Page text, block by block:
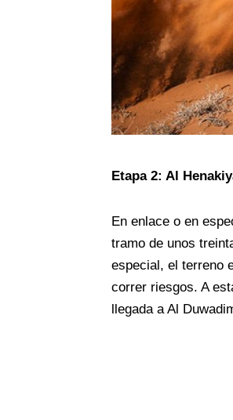
Etapa 2: Al
En enlace o en
tramo de unos
especial, el terreno
correr riesgos. A
llegada a Al